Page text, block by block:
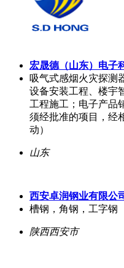
宏晟德（山东）电子
吸气式感烟火灾探测
设备安装工程、楼宇
工程施工；电子产品
须经批准的项目，经
动）
山东
西安卓润钢业有限公
槽钢，角钢，工字钢
陕西西安市